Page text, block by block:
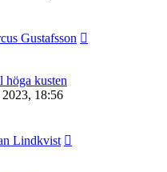
Gustafsson
höga kusten
18:56
Lindkvist